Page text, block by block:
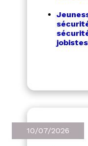
jobistes
10/07/2026